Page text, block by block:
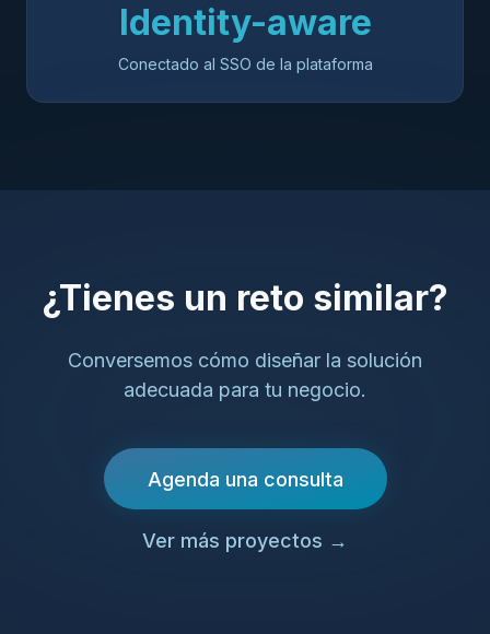
Identity-aware
Conectado al SSO de la plataforma
¿Tienes un reto similar?
Conversemos cómo diseñar la solución
adecuada para tu negocio.
Agenda una consulta
Ver más proyectos →